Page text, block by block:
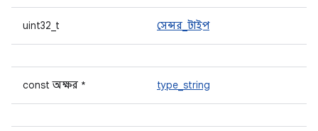
uint32_t সেন্সর_টাইপ
const অক্ষর * type_string